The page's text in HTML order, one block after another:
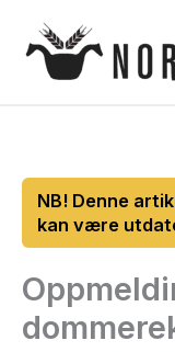
rett